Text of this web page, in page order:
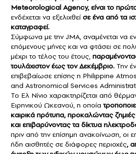
Meteorological Agency, είναι το
ενδέχεται να εξελιχθείσε ένα από τα
καταγραφεί.
Σύμφωνα με την JMA, αναμένεται να
επόμενους μήνες και να φτάσει σε
μέχρι το τέλος του έτους,
τουλάχιστον έως τον Δεκέμβριο. Την
επιβεβαίωσε επίσης η Philippine
and Astronomical Services
Το Ελ Νίνιο χαρακτηρίζεται από
Ειρηνικού Ωκεανού, η οποία
καιρικά πρότυπα, προκαλώντας ζημιές
και επιβαρύνοντας τα δίκτυα
πριν από την επίσημη ανακοίνωση, οι
ήδη αισθητές σε διάφορες περιοχές,